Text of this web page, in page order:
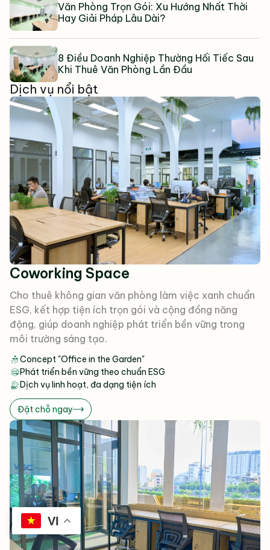
Văn Phòng Trọn Gói: Xu Hướng Nhất Thời
Hay Giải Pháp Lâu Dài?
8 Điều Doanh Nghiệp Thường Hối Tiếc Sau
Khi Thuê Văn Phòng Lần Đầu
Dịch vụ nổi bật
Coworking Space
Cho thuê không gian văn phòng làm việc xanh chuẩn
ESG, kết hợp tiện ích trọn gói và cộng đồng năng
động, giúp doanh nghiệp phát triển bền vững trong
môi trường sáng tạo.
Concept "Office in the Garden"
Phát triển bền vững theo chuẩn ESG
Dịch vụ linh hoạt, đa dạng tiện ích
Đặt chỗ ngay
VI